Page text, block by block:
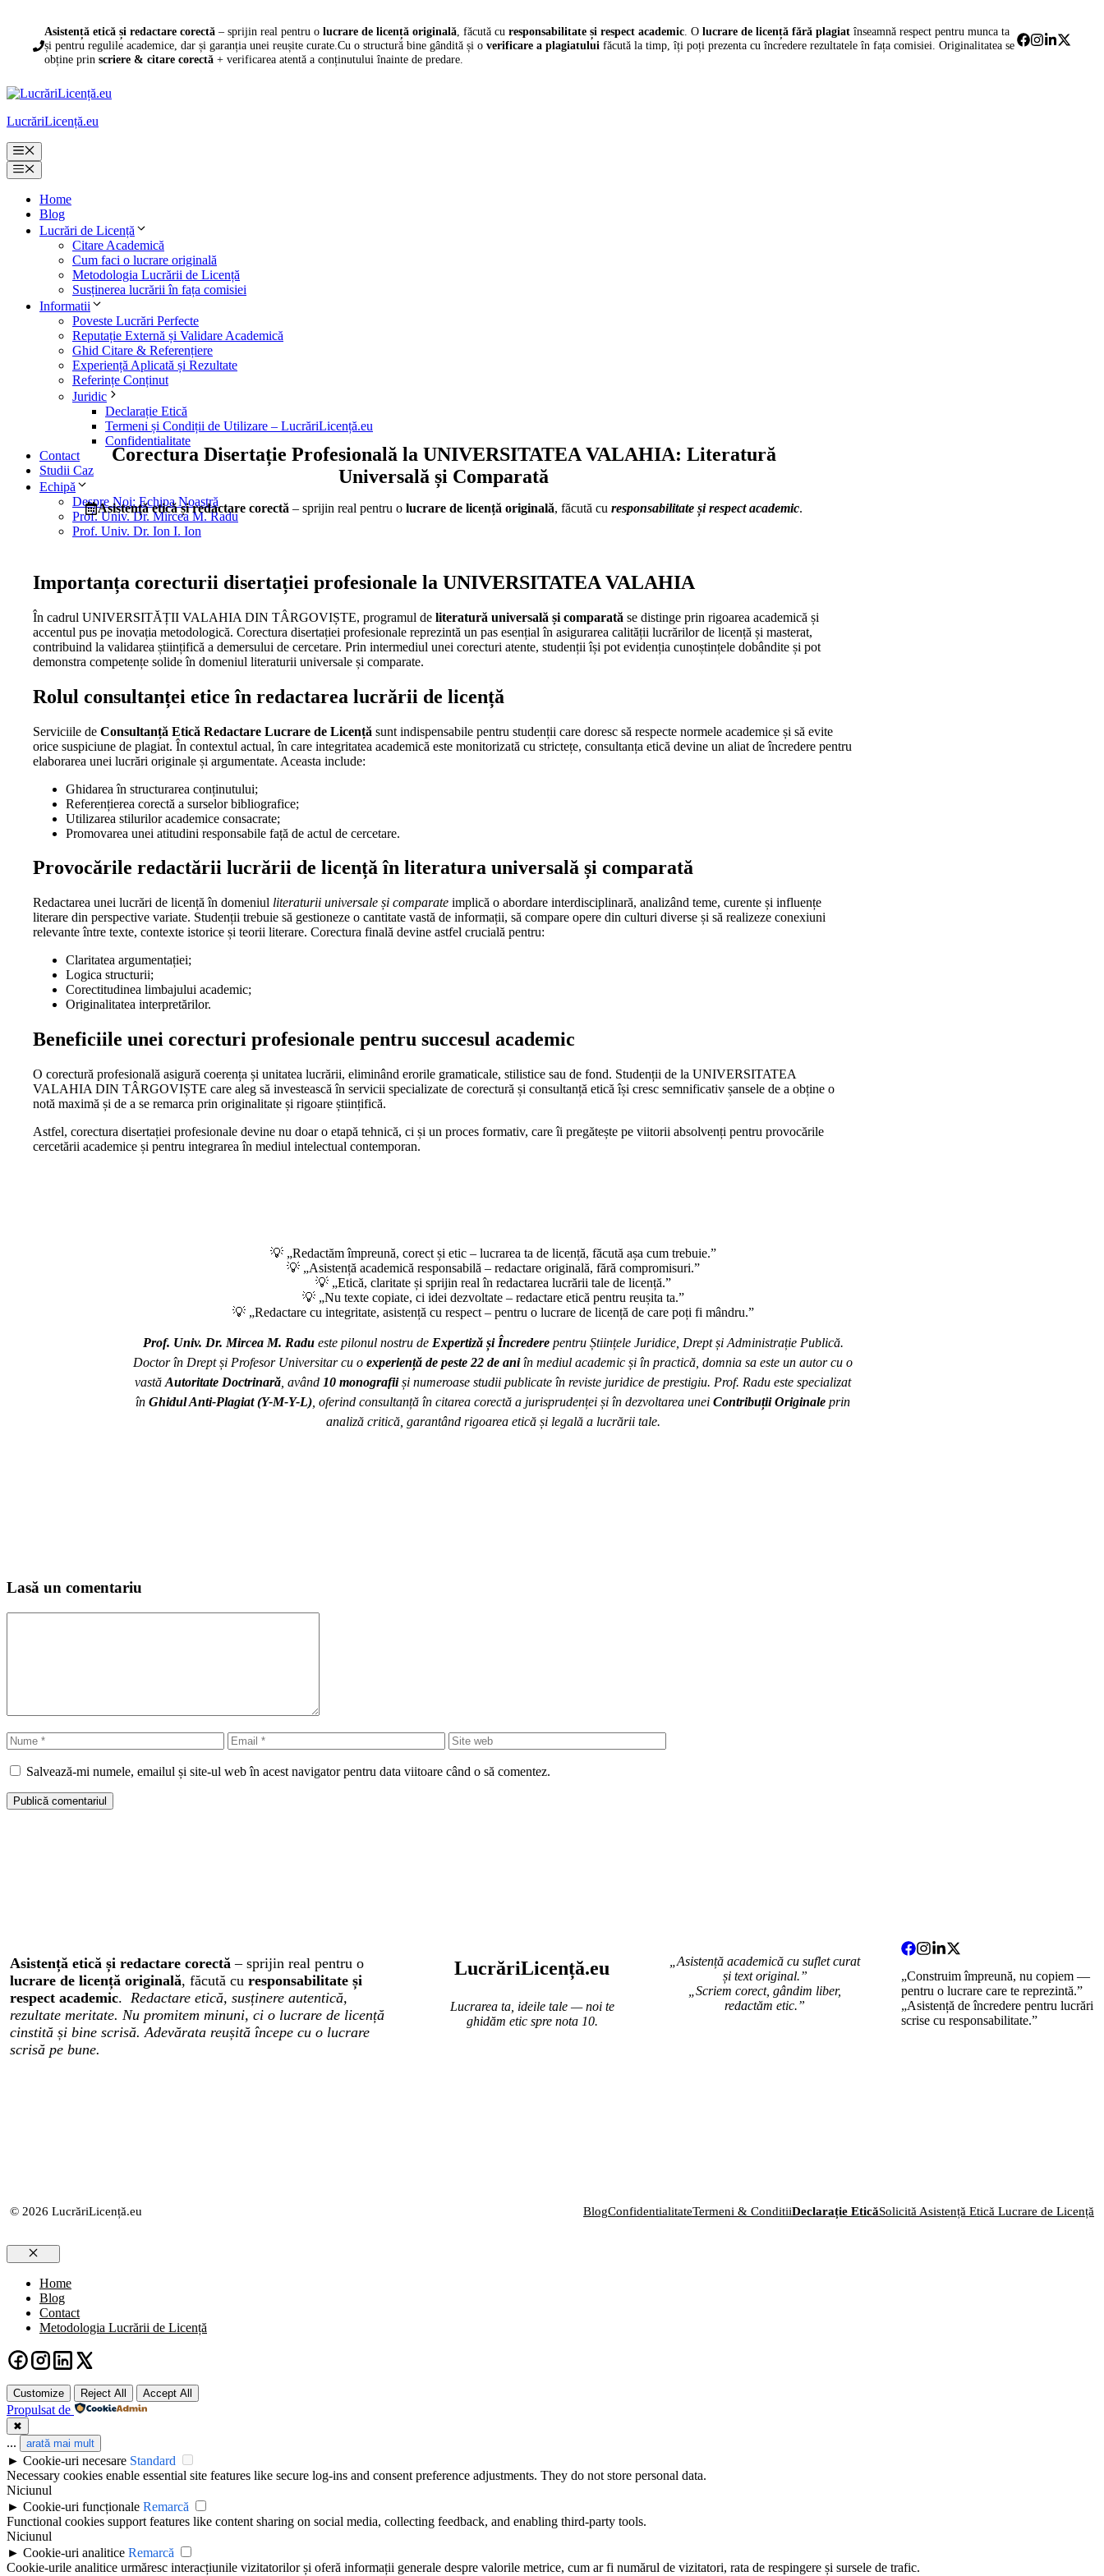
conținut
Asistență etică și redactare corectă– sprijin real pentru olucrare de licență originală, făcută curesponsabilitate și respect academic. Olucrare de licență fără plagiatînseamnă respect pentru munca ta
și pentru regulile academice, dar și garanția unei reușite curate.Cu o structură bine gândită și overificare a plagiatului făcută la timp, îți poți prezenta cu încredere rezultatele în fața comisiei. Originalitatea se
obține prinscriere & citare corectă + verificarea atentă a conținutului înainte de predare.
LucrăriLicență.eu
Meniu
Meniu
Home
Blog
Lucrări de Licență
Citare Academică
Cum faci o lucrare originală
Metodologia Lucrării de Licență
Susținerea lucrării în fața comisiei
Informatii
Poveste Lucrări Perfecte
Reputație Externă și Validare Academică
Ghid Citare & Referențiere
Experiență Aplicată și Rezultate
Referințe Conținut
Juridic
Declarație Etică
Termeni și Condiții de Utilizare – LucrăriLicență.eu
Confidentialitate
Contact
Studii Caz
Echipă
Despre Noi: Echipa Noastră
Prof. Univ. Dr. Mircea M. Radu
Prof. Univ. Dr. Ion I. Ion
Corectura Disertație Profesională la UNIVERSITATEA VALAHIA: Literatură
Universală și Comparată
Asistență etică și redactare corectă – sprijin real pentru o lucrare de licență originală, făcută cu responsabilitate și respect academic.
Importanța corecturii disertației profesionale la UNIVERSITATEA VALAHIA
În cadrul UNIVERSITĂȚII VALAHIA DIN TÂRGOVIȘTE, programul de literatură universală și comparată se distinge prin rigoarea academică și
accentul pus pe inovația metodologică. Corectura disertației profesionale reprezintă un pas esențial în asigurarea calității lucrărilor de licență și masterat,
contribuind la validarea științifică a demersului de cercetare. Prin intermediul unei corecturi atente, studenții își pot evidenția cunoștințele dobândite și pot
demonstra competențe solide în domeniul literaturii universale și comparate.
Rolul consultanței etice în redactarea lucrării de licență
Serviciile de Consultanță Etică Redactare Lucrare de Licență sunt indispensabile pentru studenții care doresc să respecte normele academice și să evite
orice suspiciune de plagiat. În contextul actual, în care integritatea academică este monitorizată cu strictețe, consultanța etică devine un aliat de încredere pentru
elaborarea unei lucrări originale și argumentate. Aceasta include:
Ghidarea în structurarea conținutului;
Referențierea corectă a surselor bibliografice;
Utilizarea stilurilor academice consacrate;
Promovarea unei atitudini responsabile față de actul de cercetare.
Provocările redactării lucrării de licență în literatura universală și comparată
Redactarea unei lucrări de licență în domeniul literaturii universale și comparate implică o abordare interdisciplinară, analizând teme, curente și influențe
literare din perspective variate. Studenții trebuie să gestioneze o cantitate vastă de informații, să compare opere din culturi diverse și să realizeze conexiuni
relevante între texte, contexte istorice și teorii literare. Corectura finală devine astfel crucială pentru:
Claritatea argumentației;
Logica structurii;
Corectitudinea limbajului academic;
Originalitatea interpretărilor.
Beneficiile unei corecturi profesionale pentru succesul academic
O corectură profesională asigură coerența și unitatea lucrării, eliminând erorile gramaticale, stilistice sau de fond. Studenții de la UNIVERSITATEA
VALAHIA DIN TÂRGOVIȘTE care aleg să investească în servicii specializate de corectură și consultanță etică își cresc semnificativ șansele de a obține o
notă maximă și de a se remarca prin originalitate și rigoare științifică.
Astfel, corectura disertației profesionale devine nu doar o etapă tehnică, ci și un proces formativ, care îi pregătește pe viitorii absolvenți pentru provocările
cercetării academice și pentru integrarea în mediul intelectual contemporan.
💡 „Redactăm împreună, corect și etic – lucrarea ta de licență, făcută așa cum trebuie.”
💡 „Asistență academică responsabilă – redactare originală, fără compromisuri.”
💡 „Etică, claritate și sprijin real în redactarea lucrării tale de licență.”
💡 „Nu texte copiate, ci idei dezvoltate – redactare etică pentru reușita ta.”
💡 „Redactare cu integritate, asistență cu respect – pentru o lucrare de licență de care poți fi mândru.”
Prof. Univ. Dr. Mircea M. Radueste pilonul nostru de Expertiză și Încrederepentru Științele Juridice, Drept și Administrație Publică.
Doctor în Drept și Profesor Universitar cu o experiență de peste 22 de aniîn mediul academic și în practică, domnia sa este un autor cu o
vastă Autoritate Doctrinară , având 10 monografiiși numeroase studii publicate în reviste juridice de prestigiu. Prof. Radu este specializat
în Ghidul Anti-Plagiat (Y-M-Y-L) , oferind consultanță în citarea corectă a jurisprudenței și în dezvoltarea unei Contribuții Originale prin
analiză critică, garantând rigoarea etică și legală a lucrării tale.
Lasă un comentariu
Nume Email
Site
web
Salvează-mi numele, emailul și site-ul web în acest navigator pentru data viitoare când o să comentez.
Asistență etică și redactare corectă– sprijin real pentru o
lucrare de licență originală, făcută cu responsabilitate și
respect academic. Redactare etică, susținere autentică,
rezultate meritate. Nu promitem minuni, ci o lucrare de licență
cinstită și bine scrisă. Adevărata reușită începe cu o lucrare
scrisă pe bune.
LucrăriLicență.eu
Lucrarea ta, ideile tale — noi te
ghidăm etic spre nota 10.
„Asistență academică cu suflet curat
și text original.”
„Scriem corect, gândim liber,
redactăm etic.”
„Construim împreună, nu copiem —
pentru o lucrare care te reprezintă.”
„Asistență de încredere pentru lucrări
scrise cu responsabilitate.”
© 2026 LucrăriLicență.eu BlogConfidentialitateTermeni & ConditiiDeclarație EticăSolicită Asistență Etică Lucrare de Licență
Close
Home
Blog
Contact
Metodologia Lucrării de Licență
Customize Reject All Accept All
Propulsat de
✖
... arată mai mult
► Cookie-uri necesare Standard
Necessary cookies enable essential site features like secure log-ins and consent preference adjustments. They do not store personal data.
Niciunul
► Cookie-uri funcționale Remarcă
Functional cookies support features like content sharing on social media, collecting feedback, and enabling third-party tools.
Niciunul
► Cookie-uri analitice Remarcă
Cookie-urile analitice urmăresc interacțiunile vizitatorilor și oferă informații generale despre valorile metrice, cum ar fi numărul de vizitatori, rata de respingere și sursele de trafic.